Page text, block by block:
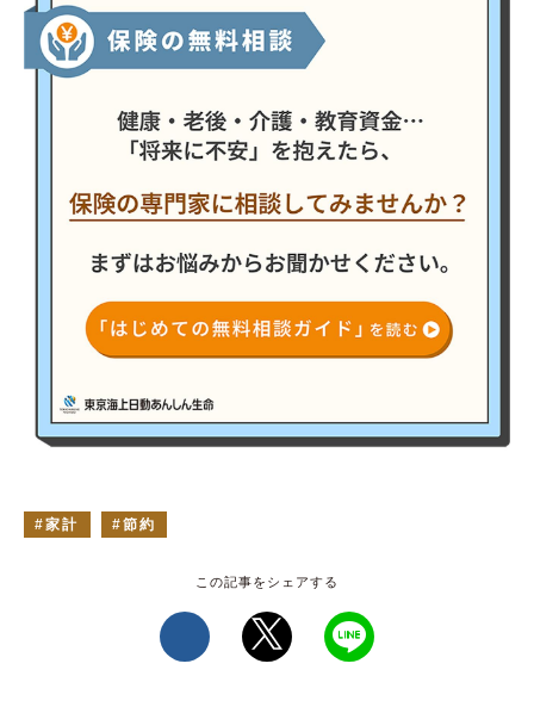
家計 節約